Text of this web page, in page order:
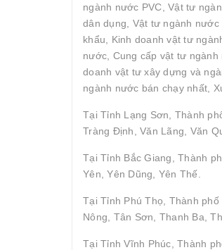
ngành nước PVC, Vật tư
dân dụng, Vật tư ngành
khẩu, Kinh doanh vật tư
nước, Cung cấp vật tư
doanh vật tư xây dựng và
ngành nước bán chạy nhất,
Tại Tỉnh Lạng Sơn, Thành
Tràng Định, Văn Lãng, Văn
Tại Tỉnh Bắc Giang, Thành
Yên, Yên Dũng, Yên Thế.
Tại Tỉnh Phú Thọ, Thành
Nông, Tân Sơn, Thanh Ba,
Tại Tỉnh Vĩnh Phúc, Thành